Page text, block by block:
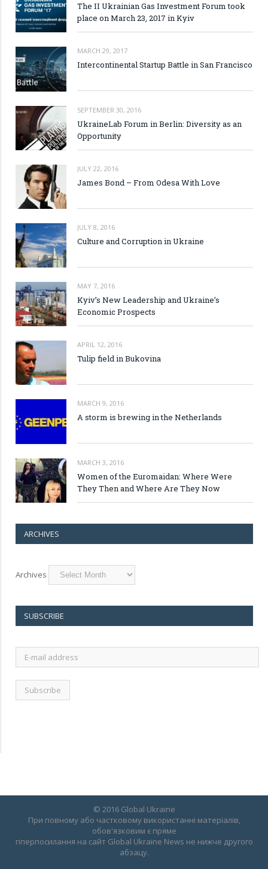
The II Ukrainian Gas Investment Forum took
place on March 23, 2017 in Kyiv
MARCH 29, 2017
Intercontinental Startup Battle in San Francisco
SEPTEMBER 30, 2016
UkraineLab Forum in Berlin: Diversity as an
Opportunity
JULY 22, 2016
James Bond – From Odesa With Love
JULY 8, 2016
Culture and Corruption in Ukraine
MAY 7, 2016
Kyiv’s New Leadership and Ukraine’s
Economic Prospects
APRIL 12, 2016
Tulip field in Bukovina
MARCH 9, 2016
A storm is brewing in the Netherlands
MARCH 3, 2016
Women of the Euromaidan: Where Were
They Then and Where Are They Now
ARCHIVES
Archives
SUBSCRIBE
mail
© 2016 Global Ukraine
При повному або частковому використанні матеріалів,
обов'язковим є пряме
гіперпосилання на сайт Global Ukraine News не нижче другого
абзацу.